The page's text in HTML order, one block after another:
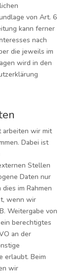
von Art. 6
kann ferner
nach
die jeweils im
wird in den
arbeiten wir mit
Dabei ist
Stellen
Daten nur
im Rahmen
wenn wir
Weitergabe von
berechtigtes
an der
erlaubt. Beim
wir